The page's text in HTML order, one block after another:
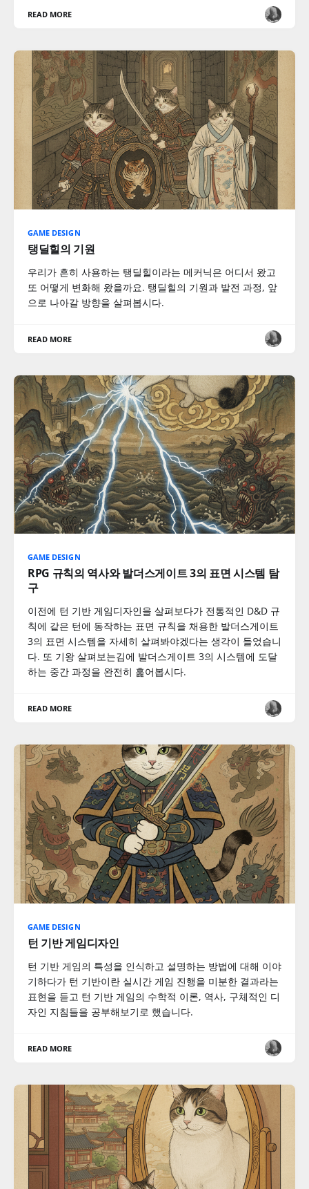
READ MORE
GAME DESIGN
탱딜힐의 기원
우리가 흔히 사용하는 탱딜힐이라는 메커닉은 어디서 왔고
또 어떻게 변화해 왔을까요. 탱딜힐의 기원과 발전 과정, 앞
으로 나아갈 방향을 살펴봅시다.
READ MORE
GAME DESIGN
RPG 규칙의 역사와 발더스게이트 3의 표면 시스템 탐
구
이전에 턴 기반 게임디자인을 살펴보다가 전통적인 D&D 규
칙에 같은 턴에 동작하는 표면 규칙을 채용한 발더스게이트
3의 표면 시스템을 자세히 살펴봐야겠다는 생각이 들었습니
다. 또 기왕 살펴보는김에 발더스게이트 3의 시스템에 도달
하는 중간 과정을 완전히 훑어봅시다.
READ MORE
GAME DESIGN
턴 기반 게임디자인
턴 기반 게임의 특성을 인식하고 설명하는 방법에 대해 이야
기하다가 턴 기반이란 실시간 게임 진행을 미분한 결과라는
표현을 듣고 턴 기반 게임의 수학적 이론, 역사, 구체적인 디
자인 지침들을 공부해보기로 했습니다.
READ MORE